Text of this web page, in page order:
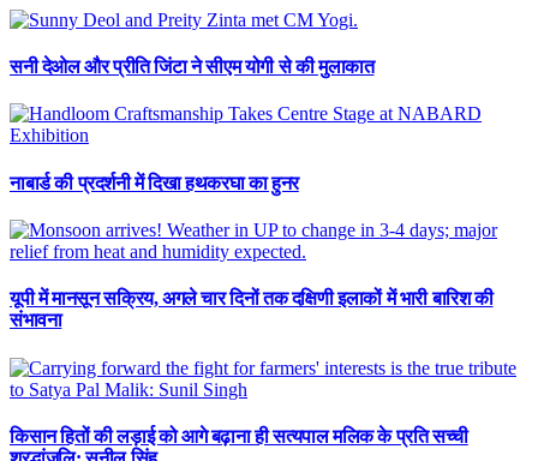
सनी देओल और प्रीति जिंटा ने सीएम योगी से की मुलाकात
नाबार्ड की प्रदर्शनी में दिखा हथकरघा का हुनर
यूपी में मानसून सक्रिय, अगले चार दिनों तक दक्षिणी इलाकों में भारी बारिश की
संभावना
किसान हितों की लड़ाई को आगे बढ़ाना ही सत्यपाल मलिक के प्रति सच्ची